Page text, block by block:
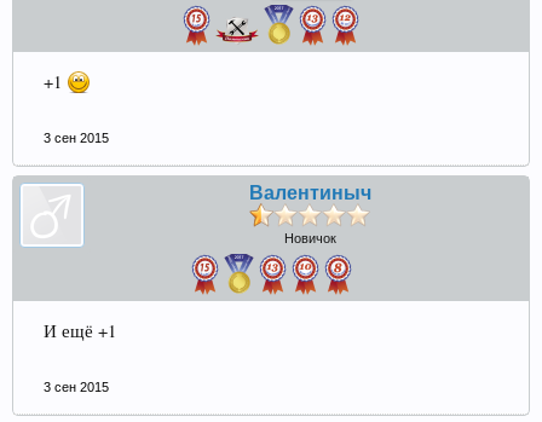
17.18 .19 20.21.22.23
Ближайшие мероприятия: 16 Августа 2026 года, 11
+1
3 сен 2015
Валентиныч
Новичок
И ещё +1
3 сен 2015